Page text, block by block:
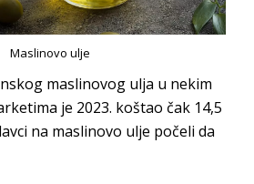
Maslinovo ulje
maslinovog ulja u nekim
je 2023. koštao čak 14,5
na maslinovo ulje počeli da